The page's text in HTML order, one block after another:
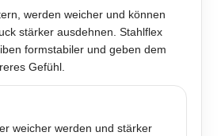
werden weicher und können
stärker ausdehnen. Stahlflex
formstabiler und geben dem
Gefühl.
weicher werden und stärker